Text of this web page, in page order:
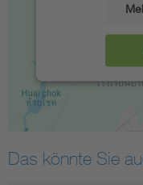
Das könnte Sie